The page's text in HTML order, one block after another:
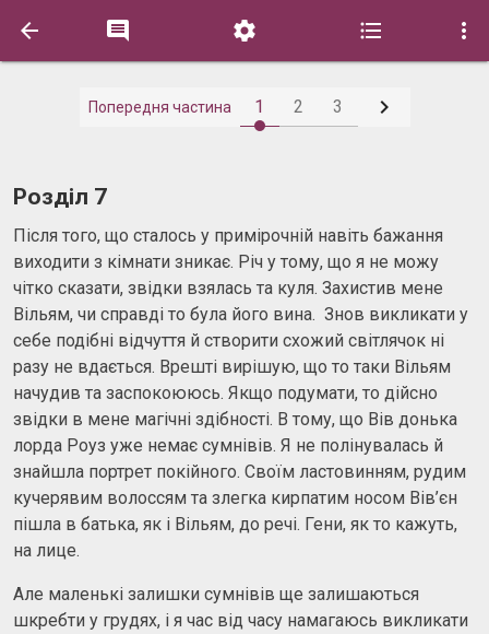
    
Попередня частина 1 2 3 
Розділ 7
Після того, що сталось у примірочній навіть бажання
виходити з кімнати зникає. Річ у тому, що я не можу
чітко сказати, звідки взялась та куля. Захистив мене
Вільям, чи справді то була його вина. Знов викликати у
себе подібні відчуття й створити схожий світлячок ні
разу не вдається. Врешті вирішую, що то таки Вільям
начудив та заспокоююсь. Якщо подумати, то дійсно
звідки в мене магічні здібності. В тому, що Вів донька
лорда Роуз уже немає сумнівів. Я не полінувалась й
знайшла портрет покійного. Своїм ластовинням, рудим
кучерявим волоссям та злегка кирпатим носом Вів’єн
пішла в батька, як і Вільям, до речі. Гени, як то кажуть,
на лице.
Але маленькі залишки сумнівів ще залишаються
шкребти у грудях, і я час від часу намагаюсь викликати